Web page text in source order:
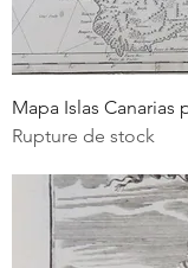
Mapa Islas Canarias
Rupture de stock